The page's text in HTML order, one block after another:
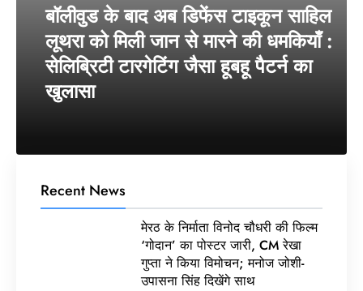
बॉलीवुड के बाद अब डिफेंस टाइकून साहिल
लूथरा को मिली जान से मारने की धमकियाँ :
सेलिब्रिटी टारगेटिंग जैसा हूबहू पैटर्न का
खुलासा
Recent News
मेरठ के निर्माता विनोद चौधरी की फिल्म
‘गोदान’ का पोस्टर जारी, CM रेखा
गुप्ता ने किया विमोचन; मनोज जोशी-
उपासना सिंह दिखेंगे साथ